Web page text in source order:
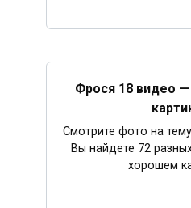
Фрося 18 видео
Смотрите фото на
Вы найдете 72
хорошем